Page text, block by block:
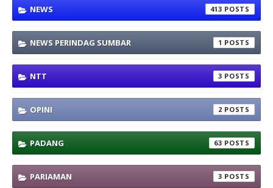
NEWS 413
NEWS PERINDAG SUMBAR 1
NTT 3
OPINI 2
PADANG 63
PARIAMAN 3